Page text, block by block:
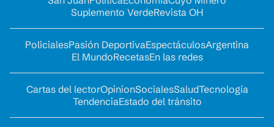
Suplemento VerdeRevista OH
PolicialesPasión DeportivaEspectáculosArgentina
El MundoRecetasEn las redes
Cartas del lectorOpinionSocialesSaludTecnología
TendenciaEstado del tránsito